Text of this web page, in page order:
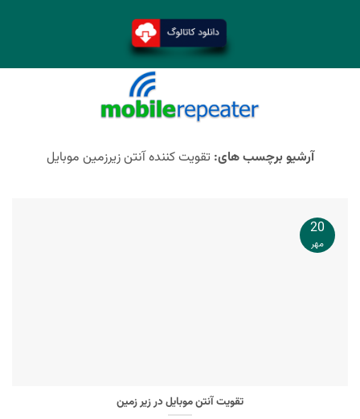
آرشیو برچسب های: تقویت کننده آنتن زیرزمین موبایل
تقویت آنتن موبایل در زیر زمین
20
مهر